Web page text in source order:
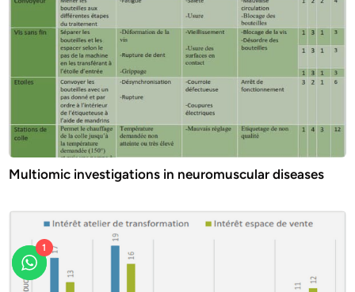
Multiomic investigations in neuromuscular diseases
1